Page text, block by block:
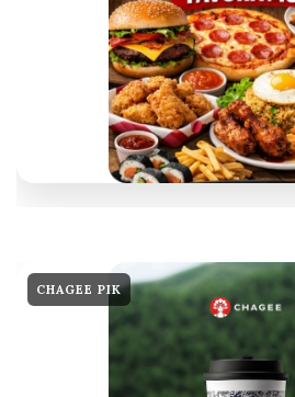
CHAGEE PIK